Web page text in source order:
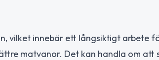
vilket innebär ett långsiktigt arbete
matvanor. Det kan handla om att